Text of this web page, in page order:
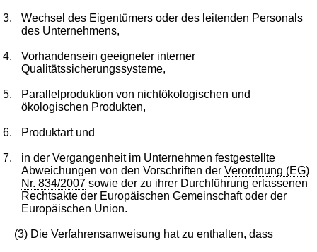
3.
Wechsel des Eigentümers oder des leitenden Personals
des Unternehmens,
4.
Vorhandensein geeigneter interner
Qualitätssicherungssysteme,
5.
Parallelproduktion von nichtökologischen und
ökologischen Produkten,
6. Produktart und
7.
in der Vergangenheit im Unternehmen festgestellte
Abweichungen von den Vorschriften derVerordnung (EG)
Nr. 834/2007 sowie der zu ihrer Durchführung erlassenen
Rechtsakte der Europäischen Gemeinschaft oder der
Europäischen Union.
(3) Die Verfahrensanweisung hat zu enthalten, dass